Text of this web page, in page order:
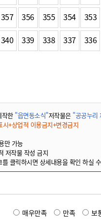
357 356 355 354 353
340 339 338 337 336
작한 "읍면동소식"저작물은 "공공누리
+상업적 이용금지+변경금지
만 가능
저작물 작성 금지
클릭하시면 상세내용을 확인 하실
매우만족 만족 보